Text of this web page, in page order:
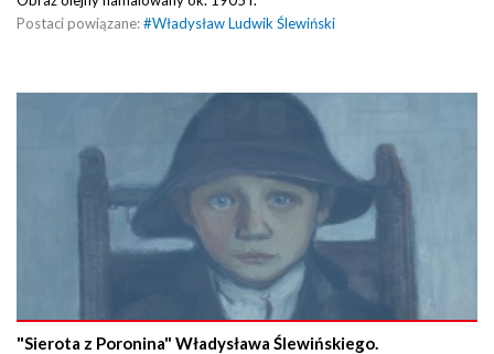
Postaci powiązane:#Władysław Ludwik Ślewiński
"Sierota z Poronina" Władysława Ślewińskiego.